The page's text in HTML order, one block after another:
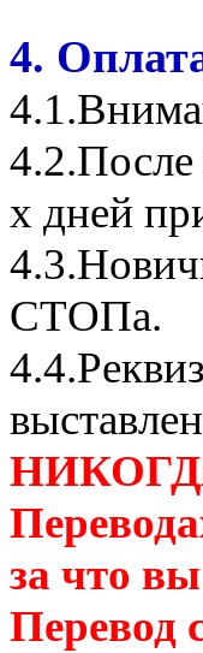
4.
4.2.После
х дней
СТОПа.
за что
Перевод